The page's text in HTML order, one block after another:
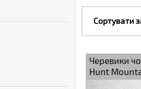
Сортувати
Черевики
Hunt